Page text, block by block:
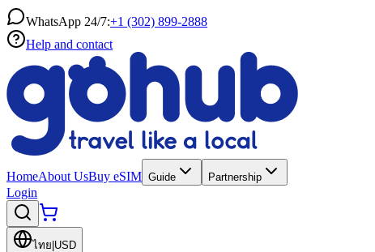
WhatsApp 24/7:+1 (302) 899-2888
Help and contact
HomeAbout UsBuy eSIM Guide Partnership
Login
ไทย USD